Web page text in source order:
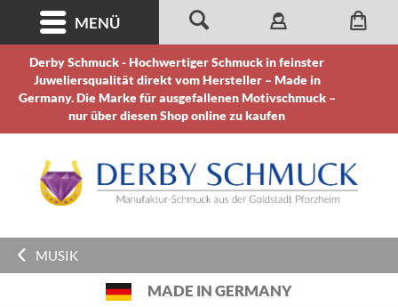
Derby Schmuck - Hochwertiger Schmuck in feinster
Juweliersqualität direkt vom Hersteller – Made in
Germany. Die Marke für ausgefallenen Motivschmuck –
nur über diesen Shop online zu kaufen
MENÜ
MUSIK
MADE IN GERMANY